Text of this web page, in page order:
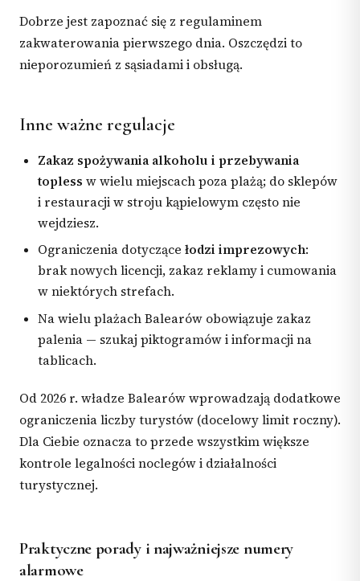
Dobrze jest zapoznać się z regulaminem
zakwaterowania pierwszego dnia. Oszczędzi to
nieporozumień z sąsiadami i obsługą.
Inne ważne regulacje
Zakaz spożywania alkoholu i przebywania
topless w wielu miejscach poza plażą; do sklepów
i restauracji w stroju kąpielowym często nie
wejdziesz.
Ograniczenia dotyczącełodzi imprezowych:
brak nowych licencji, zakaz reklamy i cumowania
w niektórych strefach.
Na wielu plażach Balearów obowiązuje zakaz
palenia — szukaj piktogramów i informacji na
tablicach.
Od 2026 r. władze Balearów wprowadzają dodatkowe
ograniczenia liczby turystów (docelowy limit roczny).
Dla Ciebie oznacza to przede wszystkim większe
kontrole legalności noclegów i działalności
turystycznej.
Praktyczne porady i najważniejsze numery
alarmowe